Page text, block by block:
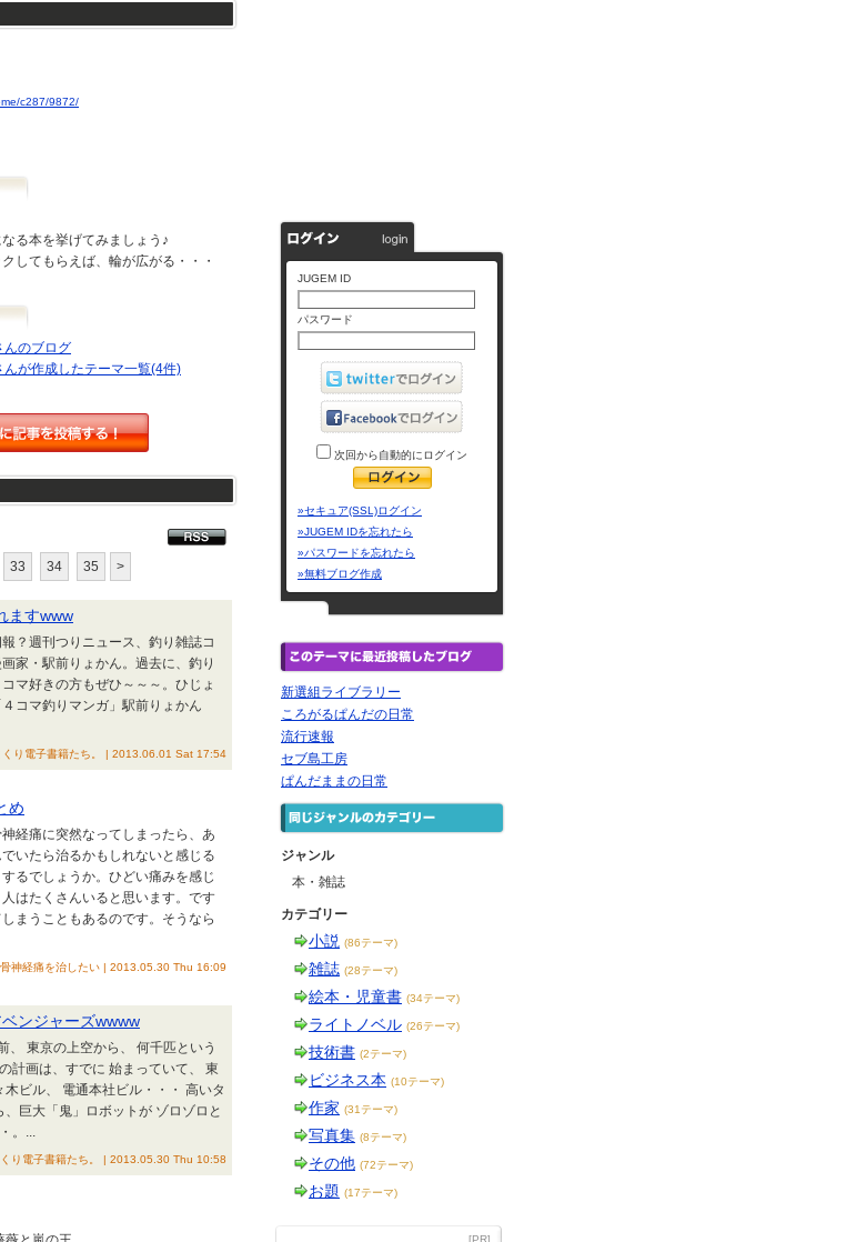
c287/9872/
る本を挙げてみましょう♪
してもらえば、輪が広がる・・・
んのブログ
んが作成したテーマ一覧(4件)
33 34 35 >
ますwww
？週刊つりニュース、釣り雑誌コ
家・駅前りょかん。過去に、釣り
マ好きの方もぜひ～～～。ひじょ
コマ釣りマンガ」駅前りょかん
くり電子書籍たち。 | 2013.06.01 Sat 17:54
め
経痛に突然なってしまったら、あ
いたら治るかもしれないと感じる
るでしょうか。ひどい痛みを感じ
はたくさんいると思います。です
まうこともあるのです。そうなら
神経痛を治したい | 2013.05.30 Thu 16:09
ンジャーズwwww
東京の上空から、 何千匹という
計画は、すでに 始まっていて、 東
ビル、 電通本社ビル・・・ 高いタ
巨大「鬼」ロボットが ゾロゾロと
。...
り電子書籍たち。 | 2013.05.30 Thu 10:58
JUGEM ID
パスワード
次回から自動的にログイン
»セキュア(SSL)ログイン
»JUGEM IDを忘れたら
»パスワードを忘れたら
»無料ブログ作成
新選組ライブラリー
ころがるぱんだの日常
流行速報
セブ島工房
ぱんだままの日常
ジャンル
本・雑誌
カテゴリー
小説 (86テーマ)
雑誌 (28テーマ)
絵本・児童書 (34テーマ)
ライトノベル (26テーマ)
技術書 (2テーマ)
ビジネス本 (10テーマ)
作家 (31テーマ)
写真集 (8テーマ)
その他 (72テーマ)
お題 (17テーマ)
[PR]